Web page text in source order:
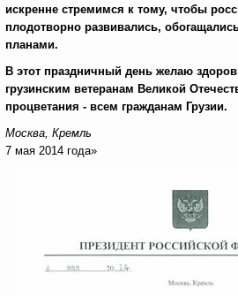
искренне стремимся к тому, чтобы
плодотворно развивались,
планами.
В этот праздничный день желаю
грузинским ветеранам Великой
процветания - всем гражданам Грузии.
Москва, Кремль
7 мая 2014 года»